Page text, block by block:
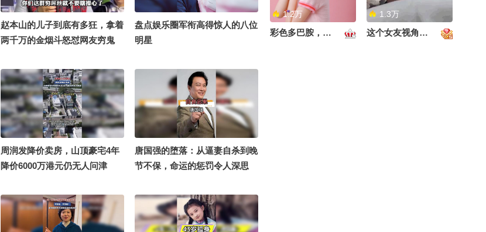
赵本山的儿子到底有多狂，拿着
两千万的金烟斗怒怼网友穷鬼
盘点娱乐圈军衔高得惊人的八位
明星
周润发降价卖房，山顶豪宅4年
降价6000万港元仍无人问津
唐国强的堕落：从逼妻自杀到晚
节不保，命运的惩罚令人深思
1.2万
彩色多巴胺，甜到心里啦！
1.3万
这个女友视角好治愈~